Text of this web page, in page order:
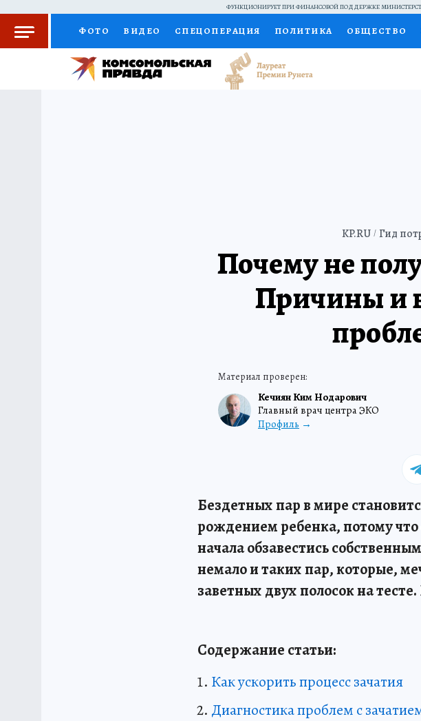
ФУНКЦИОНИРУЕТ ПРИ ФИНАНСОВОЙ ПОДДЕРЖКЕ
ФОТО ВИДЕО СПЕЦОПЕРАЦИЯ ПОЛИТИКА ОБЩЕСТВО
КОЛУМНИСТЫ ПРОИСШЕСТВИЯ НАЦИОНАЛЬНЫЕ ПРОЕКТЫ
KP.RU Гид
Кечиян Ким Нодарович
Главный врач центра ЭКО
Профиль
Почему не
Причины и
Бездетных пар в мире
рождением ребенка, потому что
начала обзавестись
немало и таких пар, которые,
заветных двух полосок на
Содержание статьи:
Как ускорить процесс зачатия
Диагностика проблем с